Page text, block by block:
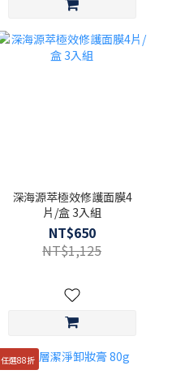
深海源萃極效修護面膜4
片/盒 3入組
NT$650
NT$1,125
任選88折